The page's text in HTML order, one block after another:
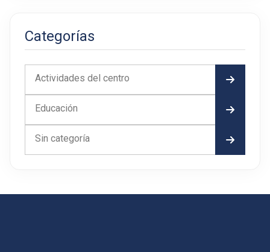
Categorías
Actividades del centro
Educación
Sin categoría